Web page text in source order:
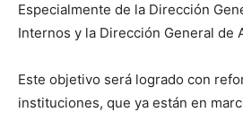
Especialmente de la Dirección
Internos y la Dirección General de
Este objetivo será logrado con
instituciones, que ya están en